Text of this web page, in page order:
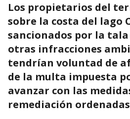
Los propietarios del
sobre la costa del lago
sancionados por la
otras infracciones
tendrían voluntad de
de la multa impuesta
avanzar con las
remediación